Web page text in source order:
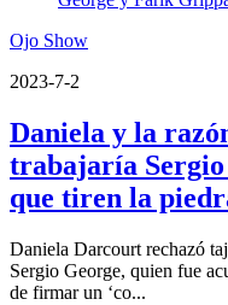
Ojo Show
2023-7-2
Daniela y la
trabajaría Sergio
que tiren la
Daniela Darcourt rechazó
Sergio George, quien fue
de firmar un ‘co...